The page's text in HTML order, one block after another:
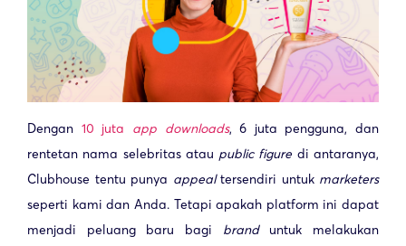
Dengan 10 juta app downloads, 6 juta pengguna, dan
rentetan nama selebritas atau public figure di antaranya,
Clubhouse tentu punya appealtersendiri untuk marketers
seperti kami dan Anda. Tetapi apakah platform ini dapat
menjadi peluang baru bagi branduntuk melakukan